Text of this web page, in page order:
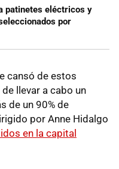
patinetes eléctricos y
por
cansó de estos
llevar a cabo un
de un 90% de
por Anne Hidalgo
en la capital